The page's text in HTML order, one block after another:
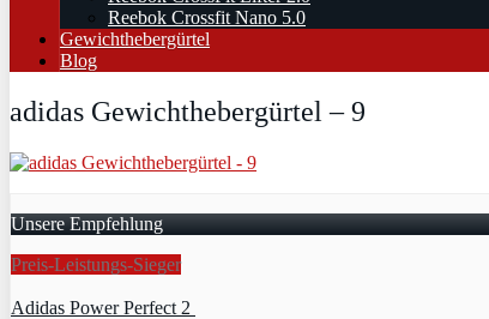
Reebok Crossfit Nano 5.0
Gewichthebergürtel
Blog
adidas Gewichthebergürtel – 9
Unsere Empfehlung
Preis-Leistungs-Sieger
Adidas Power Perfect 2